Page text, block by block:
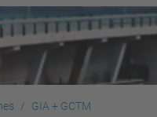
GIA + GCTM